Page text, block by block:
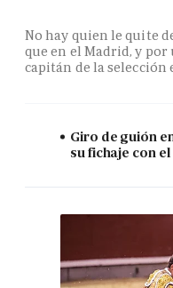
No hay quien le quite
que en el Madrid, y
capitán de la
Giro de guión
su fichaje con